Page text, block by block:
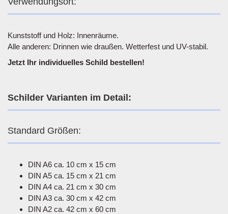
Kunststoff und Holz: Innenräume.
Alle anderen: Drinnen wie draußen. Wetterfest und UV-stabil.
Jetzt Ihr individuelles Schild bestellen!
Schilder Varianten im Detail:
Standard Größen:
DIN A6 ca. 10 cm x 15 cm
DIN A5 ca. 15 cm x 21 cm
DIN A4 ca. 21 cm x 30 cm
DIN A3 ca. 30 cm x 42 cm
DIN A2 ca. 42 cm x 60 cm